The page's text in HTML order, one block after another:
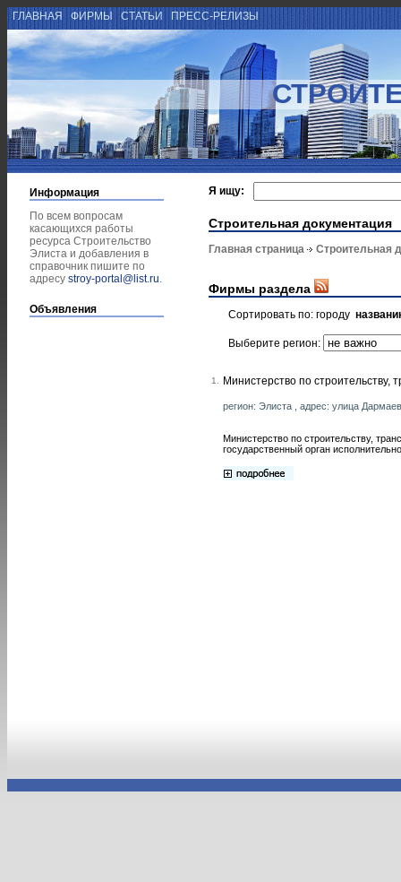
ГЛАВНАЯ ФИРМЫ СТАТЬИ ПРЕСС-РЕЛИЗЫ
Информация
По всем вопросам
касающихся работы
ресурса Строительство
Элиста и добавления в
справочник пишите по
адресу stroy-portal@list.ru.
Объявления
Я ищу:
Строительная документация
Главная страница Строительная
Фирмы раздела
Сортировать по: городу
Выберите регион:
1. Министерство по строительству,
регион: Элиста , адрес: улица
Министерство по строительству,
государственный орган